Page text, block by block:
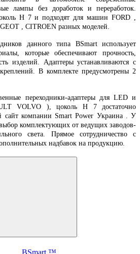
лампы без доработок и переработок.
H 7 и подходят для машинFORD
CITROEN разных моделей.
данного типа BSmart использует
которые обеспечивают прочность,
изделий. Адаптеры устанавливаются с
В комплекте предусмотрены 2
переходники-адаптеры для LEDи
VOLVO ), цоколь H 7 достаточно
сайт компании Smart Power Украина .У
комплектующих от ведущих заводов-
света. Прямое сотрудничество с
надбавок на продукцию.
BSmart ™